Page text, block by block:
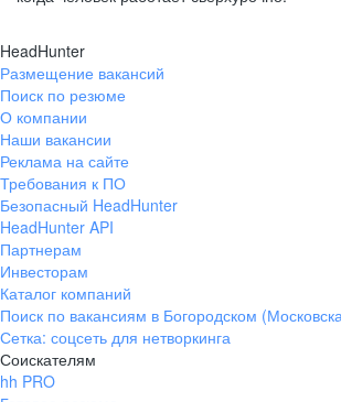
HeadHunter
Размещение вакансий
Поиск по резюме
О компании
Наши вакансии
Реклама на сайте
Требования к ПО
Безопасный HeadHunter
HeadHunter API
Партнерам
Инвесторам
Каталог компаний
Поиск по вакансиям в Богородском
Сетка: соцсеть для нетворкинга
Соискателям
hh PRO